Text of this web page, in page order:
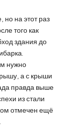
но на этот раз
того как
здания до
нужно
а с крыши
правда выше
из стали
отмечен ещё